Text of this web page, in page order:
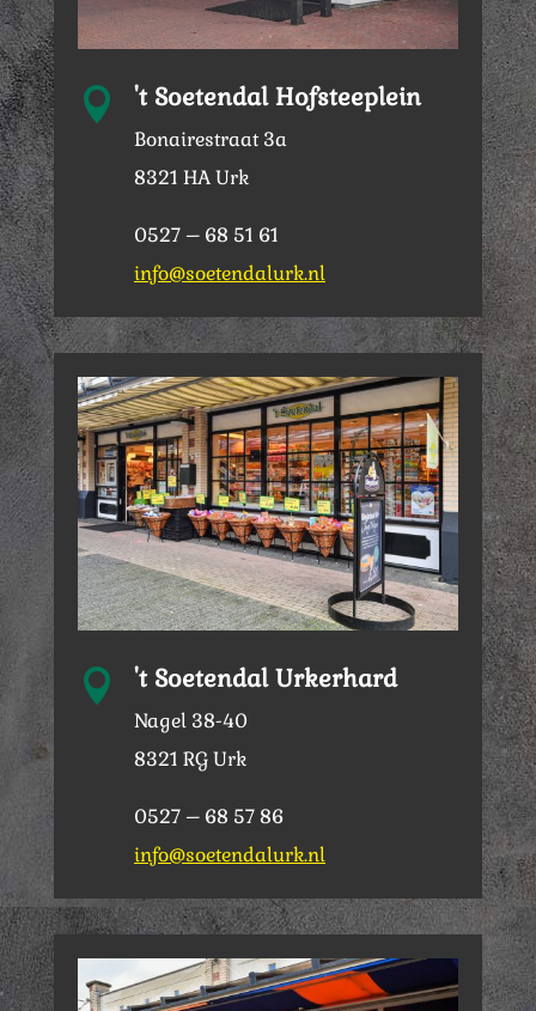
 't Soetendal Hofsteeplein
Bonairestraat 3a
8321 HA Urk
0527 – 68 51 61
info@soetendalurk.nl
 't Soetendal Urkerhard
Nagel 38-40
8321 RG Urk
0527 – 68 57 86
info@soetendalurk.nl